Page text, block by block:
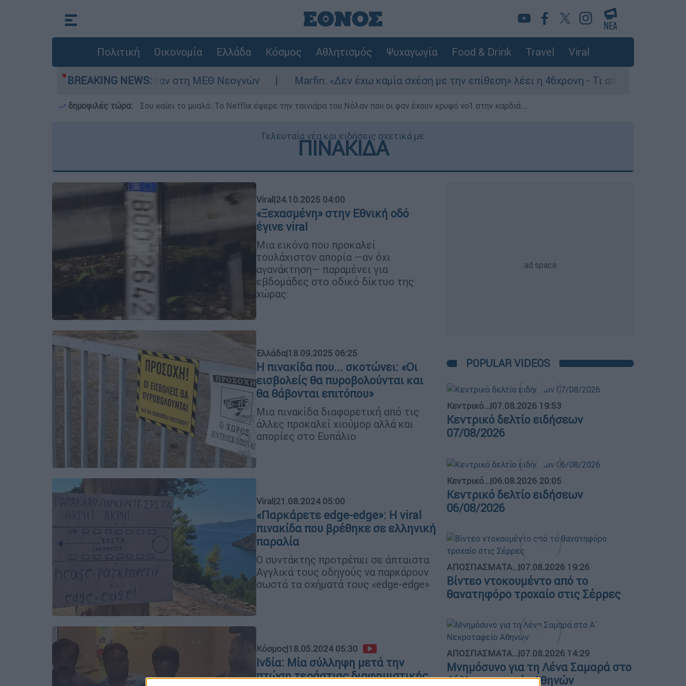
Πολιτική Οικονομία Ελλάδα Κόσμος Αθλητισμός Ψυχαγωγία Food & Drink Travel Viral
BREAKING NEWS:
- Νοσηλευόταν στη ΜΕΘ Νεογνών Marfin: «Δεν έχω καμία σχέση με την επίθεση» λέει η 46χρονη - Τι αποκάλυψε στους
δημοφιλές τώρα: Σου καίει το μυαλό: Το Netflix έφερε την ταινιάρα του Νόλαν που οι φαν έχουν κρυφό νο1 στην καρδιά...
Τελευταία νέα και ειδήσεις σχετικά με:
ΠΙΝΑΚΙΔΑ
Viral|24.10.2025 04:00
«Ξεχασμένη» στην Εθνική οδό
έγινε viral
Μια εικόνα που προκαλεί
τουλάχιστον απορία —αν όχι
αγανάκτηση— παραμένει για
εβδομάδες στο οδικό δίκτυο της
χώρας:
Ελλάδα|18.09.2025 06:25
Η πινακίδα που... σκοτώνει: «Οι
εισβολείς θα πυροβολούνται και
θα θάβονται επιτόπου»
Μια πινακίδα διαφορετική από τις
άλλες προκαλεί χιούμορ αλλά και
απορίες στο Ευπάλιο
Viral|21.08.2024 05:00
«Παρκάρετε edge-edge»: Η viral
πινακίδα που βρέθηκε σε ελληνική
παραλία
Ο συντάκτης προτρέπει σε άπταιστα
Αγγλικά τους οδηγούς να παρκάρουν
σωστά τα οχήματά τους «edge-edge»
Κόσμος|18.05.2024 05:30
Ινδία: Μία σύλληψη μετά την
πτώση τεράστιας διαφημιστικής
POPULAR VIDEOS
Κεντρικό...|07.08.2026 19:53
Κεντρικό δελτίο ειδήσεων
07/08/2026
Κεντρικό...|06.08.2026 20:05
Κεντρικό δελτίο ειδήσεων
06/08/2026
ΑΠΟΣΠΑΣΜΑΤΑ...|07.08.2026 19:26
Βίντεο ντοκουμέντο από το
θανατηφόρο τροχαίο στις Σέρρες
ΑΠΟΣΠΑΣΜΑΤΑ...|07.08.2026 14:29
Μνημόσυνο για τη Λένα Σαμαρά στο
Α΄ Νεκροταφείο Αθηνών